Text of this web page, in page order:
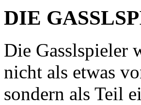
DIE
Die Gasslspieler
nicht als etwas
sondern als Teil